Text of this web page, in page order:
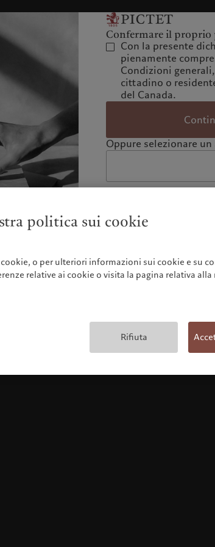
Confermare il
Con la presente
pienamente
Condizioni
cittadino o
del Canada.
Oppure selezionare
Condizioni generali
politica sui cookie
o per ulteriori informazioni sui cookie e su
relative ai cookie o visita la pagina relativa alla
Rifiuta